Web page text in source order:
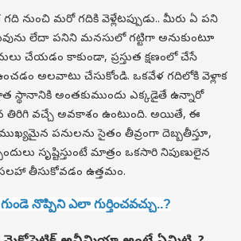
నుంచి మరో గదికి వెళ్లేటప్పుడు.. మీరు ఏ పని
లేదా పనిని మనసులో గట్టిగా అనుకుంటూ
చేయడం కాకుండా, ప్రస్తుత క్షణంలో చేసే
అలవాటు చేసుకోండి. ఒకవేళ గదిలోకి వెళ్లాక
స్థానానికి అంతకుముందు ఎక్కడైతే ఉన్నారో
తిరిగి వచ్చే అవకాశం ఉంటుంది. అయితే, ఈ
పనులను సైతం తీవ్రంగా దెబ్బతీస్తూ,
సృష్టిస్తుంటే మాత్రం ఒకసారి నిపుణులైన
సలహా తీసుకోవడం ఉత్తమం.
గుండె నొప్పిని ఎలా గుర్తించవచ్చు..?